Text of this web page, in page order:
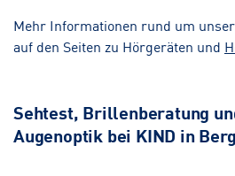
Mehr Informationen rund um
auf den Seiten zu Hörgeräten und
Sehtest, Brillenberatung
Augenoptik bei KIND in